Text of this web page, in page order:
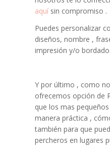
aquí sin compromiso .
Puedes personalizar
diseños, nombre ,
impresión y/o bordado.
Y por último , como
ofrecemos opción de
que los mas
manera práctica ,
también para que
percheros en lugares